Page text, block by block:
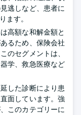
逃しなど、患者に
ます。
高額な和解金額と
るため、保険会社
のセグメントは、
学、救急医療など
した診断により患
面しています。強
このカテゴリーに